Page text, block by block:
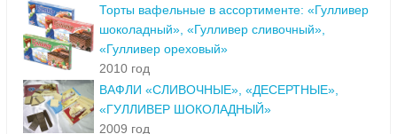
Торты вафельные в ассортименте: «Гулливер
шоколадный», «Гулливер сливочный»,
«Гулливер ореховый»
2010 год
ВАФЛИ «СЛИВОЧНЫЕ», «ДЕСЕРТНЫЕ»,
«ГУЛЛИВЕР ШОКОЛАДНЫЙ»
2009 год